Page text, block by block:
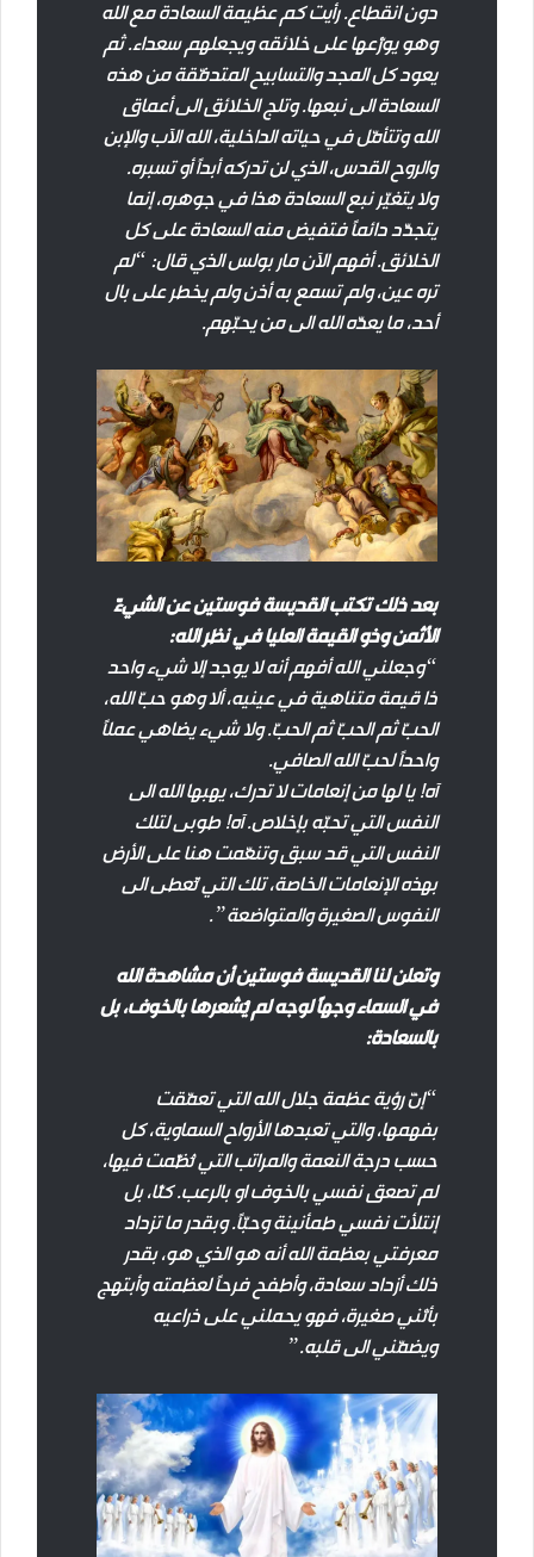
دون انقطاع. رأيت كم عظيمة السعادة مع الله
وهو يوزّعها على خلائقه ويجعلهم سعداء. ثم
يعود كل المجد والتسابيح المتدفّقة من هذه
السعادة الى نبعها. وتلج الخلائق الى أعماق
الله وتتأمّل في حياته الداخلية، الله الآب والإبن
والروح القدس، الذي لن تدركه أبداً أو تسبره.
ولا يتغيّر نبع السعادة هذا في جوهره، إنما
يتجدّد دائماً فتفيض منه السعادة على كل
الخلائق. أفهم الآن مار بولس الذي قال: “لم
تره عين، ولم تسمع به أذن ولم يخطر على بال
أحد، ما يعدّه الله الى من يحبّهم.
بعد ذلك تكتب القديسة فوستين عن الشيءّ
الأثمن وذو القيمة العليا في نظر الله:
“وجعلني الله أفهم أنه لا يوجد إلا شيء واحد
ذا قيمة متناهية في عينيه، ألا وهو حبّ الله،
الحبّ ثم الحبّ ثم الحبّ. ولا شيء يضاهي عملاً
واحداً لحبّ الله الصافي.
آه! يا لها من إنعامات لا تدرك، يهبها الله الى
النفس التي تحبّه بإخلاص. آه! طوبى لتلك
النفس التي قد سبق وتنعّمت هنا على الأرض
بهذه الإنعامات الخاصة، تلك التي تُعطى الى
النفوس الصغيرة والمتواضعة”.
وتعلن لنا القديسة فوستين أن مشاهدة الله
في السماء وجهاً لوجه لم يُشعرها بالخوف، بل
بالسعادة:
“إنّ رؤية عظمة جلال الله التي تعمّقت
بفهمها، والتي تعبدها الأرواح السماوية، كل
حسب درجة النعمة والمراتب التي نُظّمت فيها،
لم تصعق نفسي بالخوف او بالرعب. كلّا، بل
إنتلأت نفسي طمأنينة وحبّاً. وبقدر ما تزداد
معرفتي بعظمة الله أنه هو الذي هو، بقدر
ذلك أزداد سعادة، وأطفح فرحاً لعظمته وأبتهج
بأنّني صغيرة، فهو يحملني على ذراعيه
ويضمّني الى قلبه.”